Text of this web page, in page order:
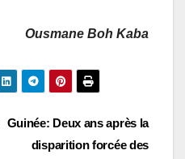
Ousmane Boh Kaba
Guinée: Deux ans après la
disparition forcée des